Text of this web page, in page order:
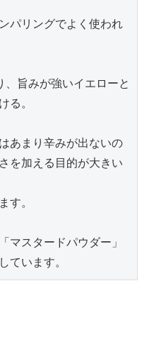
パリングでよく使われ
旨みが強いイエローと
る。
あまり辛みが出ないの
を加える目的が大きい
す。
スタードパウダー」
ています。